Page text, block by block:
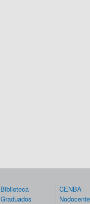
Biblioteca
Graduados
CENBA